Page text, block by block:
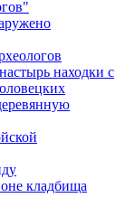
находки с
кладбища